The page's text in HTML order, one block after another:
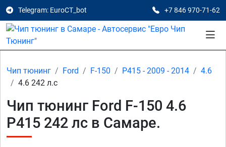
Telegram: EuroCT_bot +7 846 970-71-62
Чип тюнинг Ford F-150 P415 - 2009 - 2014
4.6
4.6 242 л.с
Чип тюнинг Ford F-150 4.6
P415 242 лс в Самаре.